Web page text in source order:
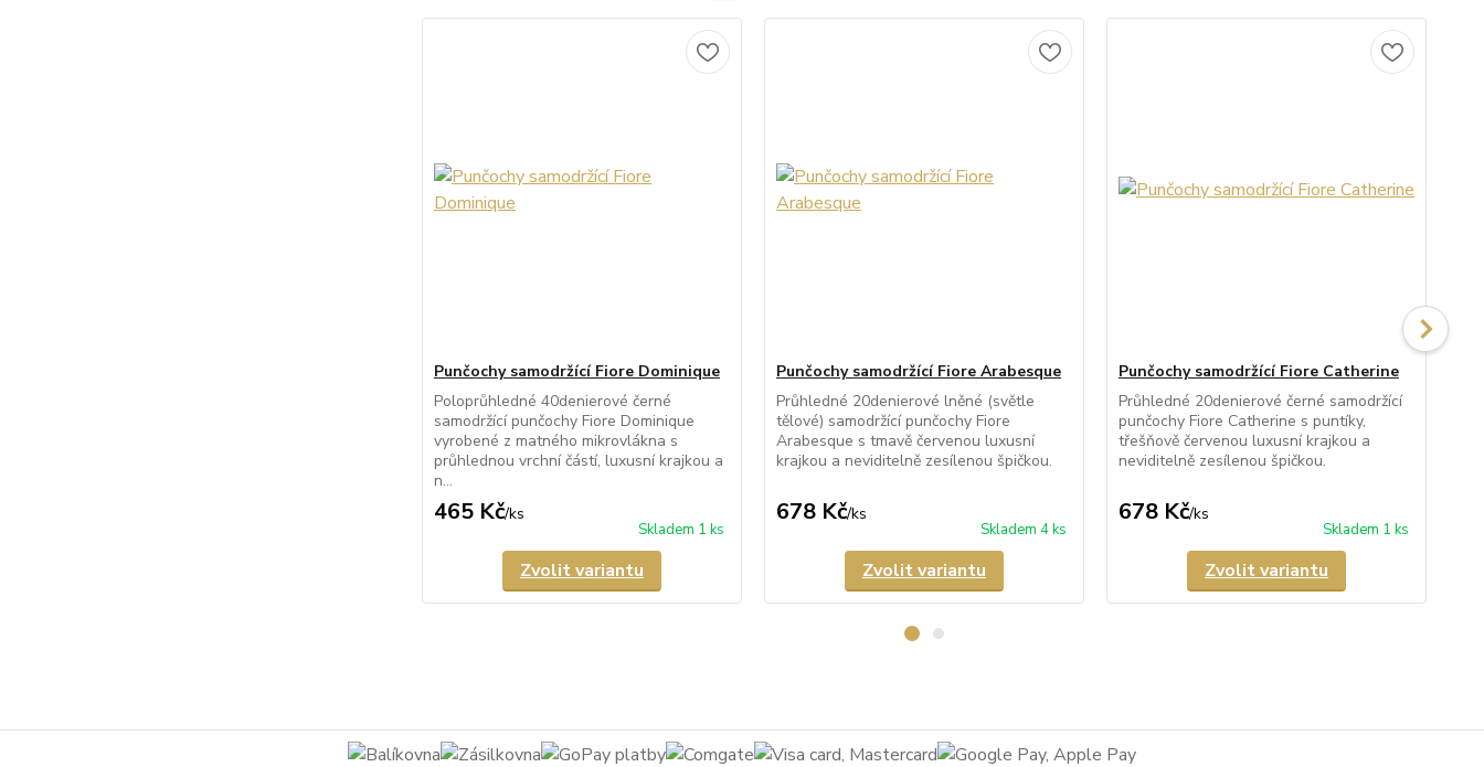
Punčochy samodržící Fiore Dominique
Poloprůhledné 40denierové černé
samodržící punčochy Fiore Dominique
vyrobené z matného mikrovlákna s
průhlednou vrchní částí, luxusní krajkou a
n...
465 Kč/ks
Skladem 1 ks
Zvolit variantu
Punčochy samodržící Fiore Arabesque
Průhledné 20denierové lněné (světle
tělové) samodržící punčochy Fiore
Arabesque s tmavě červenou luxusní
krajkou a neviditelně zesílenou špičkou.
678 Kč/ks
Skladem 4 ks
Zvolit variantu
Punčochy samodržící Fiore Catherine
Průhledné 20denierové černé samodržící
punčochy Fiore Catherine s puntíky,
třešňově červenou luxusní krajkou a
neviditelně zesílenou špičkou.
678 Kč/ks
Skladem 1 ks
Zvolit variantu